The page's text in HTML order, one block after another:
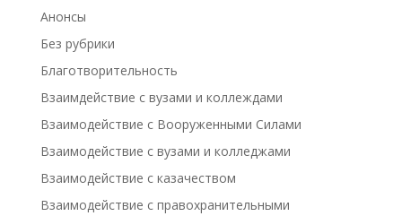
Анонсы
Без рубрики
Благотворительность
Взаимдействие с вузами и коллеждами
Взаимодействие с Вооруженными Силами
Взаимодействие с вузами и колледжами
Взаимодействие с казачеством
Взаимодействие с правохранительными